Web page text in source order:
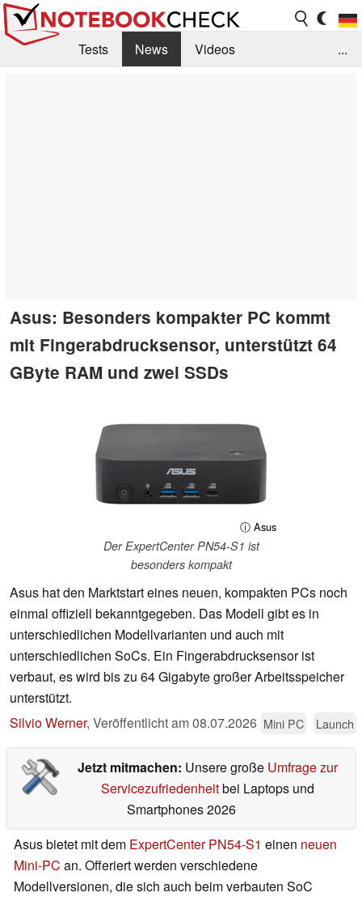
Tests News
Videos
...
Asus: Besonders kompakter PC kommt
mit Fingerabdrucksensor, unterstützt 64
GByte RAM und zwei SSDs
ⓘ Asus
Der ExpertCenter PN54-S1 ist
besonders kompakt
Asus hat den Marktstart eines neuen, kompakten PCs noch
einmal offiziell bekanntgegeben. Das Modell gibt es in
unterschiedlichen Modellvarianten und auch mit
unterschiedlichen SoCs. Ein Fingerabdrucksensor ist
verbaut, es wird bis zu 64 Gigabyte großer Arbeitsspeicher
unterstützt.
Silvio Werner, Veröffentlicht am08.07.2026 Mini PC Launch
Jetzt mitmachen: Unsere große Umfrage zur
Servicezufriedenheitbei Laptops und
Smartphones 2026
Asus bietet mit dem ExpertCenter PN54-S1 einen neuen
Mini-PC an. Offeriert werden verschiedene
Modellversionen, die sich auch beim verbauten SoC